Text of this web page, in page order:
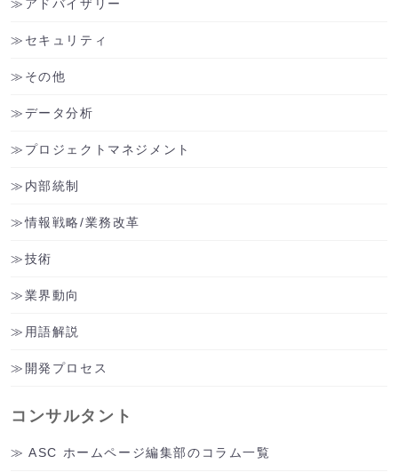
アドバイザリー
セキュリティ
その他
データ分析
プロジェクトマネジメント
内部統制
情報戦略/業務改革
技術
業界動向
用語解説
開発プロセス
コンサルタント
ASC ホームページ編集部のコラム一覧